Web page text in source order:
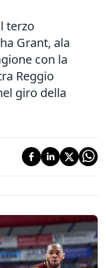
terzo
Grant, ala
con la
Reggio
giro della